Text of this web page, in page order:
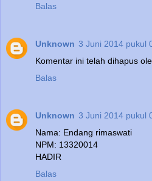
Balas
Unknown 3 Juni 2014 pukul
Komentar ini telah dihapus
Balas
Unknown 3 Juni 2014 pukul
Nama: Endang rimaswati
NPM: 13320014
HADIR
Balas